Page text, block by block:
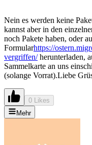
Nein es werden keine
kannst aber in den
noch Pakete haben, oder
Formularhttps://
vergriffen/herunterladen,
Sammelkarte an uns
(solange Vorrat).Liebe
0 Likes
Mehr